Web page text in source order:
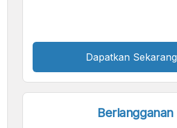
Dapatkan Sekarang
Berlangganan